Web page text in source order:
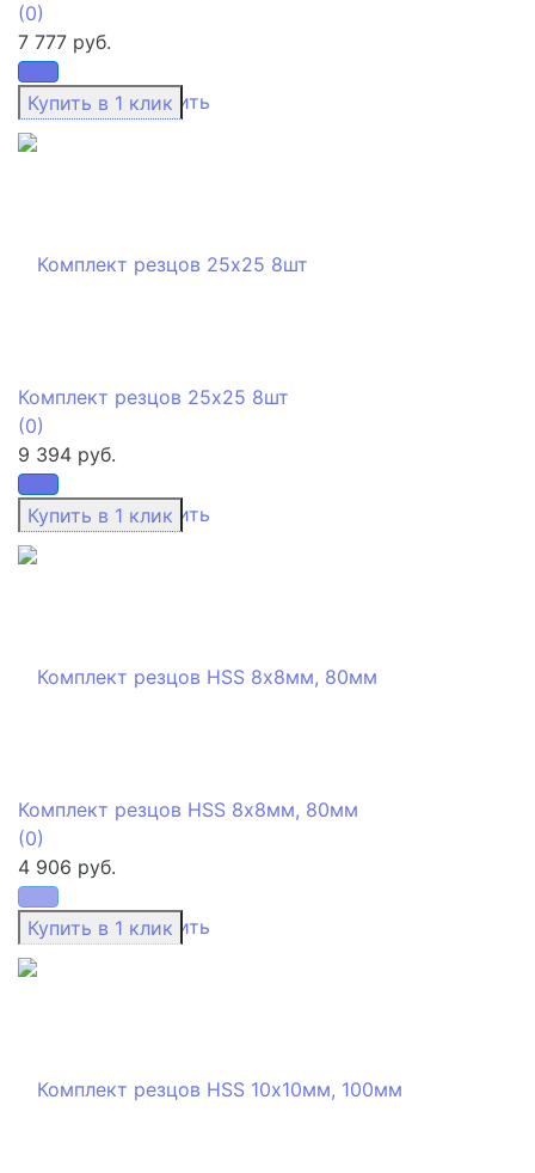
избранное сравнить
(0)
7 777 руб.
избранное сравнить
Комплект резцов 25х25 8шт
(0)
9 394 руб.
избранное сравнить
Комплект резцов HSS 8х8мм, 80мм
(0)
4 906 руб.